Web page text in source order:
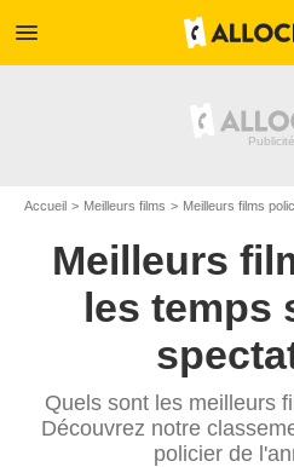
menu
Accueil Meilleurs films Meilleurs films
Meilleurs
les temps
Quels sont les meilleurs
Découvrez notre
policier de